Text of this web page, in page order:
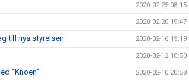
2020-02-25 08:15
2020-02-20 19:47
till nya styrelsen 2020-02-16 19:19
2020-02-12 10:50
"Knoen" 2020-02-10 20:58